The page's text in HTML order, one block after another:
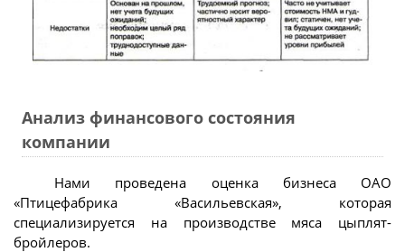
Анализ финансового состояния
компании
Нами проведена оценка бизнеса ОАО
«Птицефабрика «Васильевская», которая
специализируется на производстве мяса цыплят-
бройлеров.